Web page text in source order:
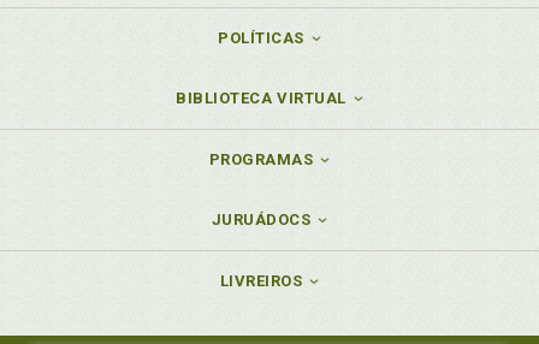
Partido político. Fundamentos constitucionais dos
Partido político. Garantias constitucionais dos
partidos políticos, p. 139
Partido político. Histórico da legislação brasileira
POLÍTICAS
BIBLIOTECA VIRTUAL
PROGRAMAS
JURUÁDOCS
LIVREIROS